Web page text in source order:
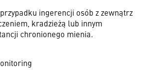
ingerencji osób z zewnątrz
kradzieżą lub innym
chronionego mienia.